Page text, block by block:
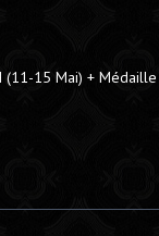
(11-15 Mai) + Médaille